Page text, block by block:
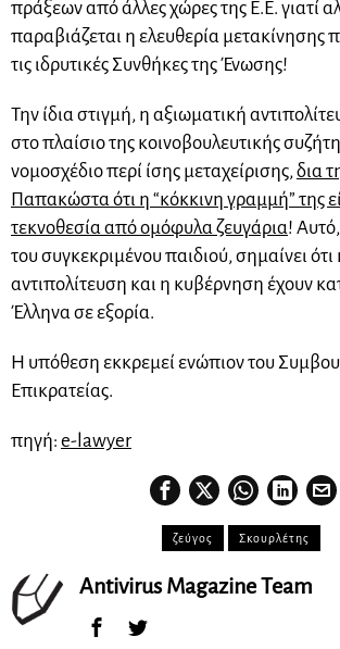
πράξεων από άλλες χώρες της Ε.Ε. γιατί
παραβιάζεται η ελευθερία
τις ιδρυτικές Συνθήκες της Ένωσης!
Την ίδια στιγμή, η αξιωματική
στο πλαίσιο της κοινοβουλευτικής
νομοσχέδιο περί ίσης μεταχείρισης,δια
Παπακώστα ότι η “κόκκινη γραμμή” της
τεκνοθεσία από ομόφυλα ζευγάρια!
του συγκεκριμένου παιδιού, σημαίνει
αντιπολίτευση και η κυβέρνηση έχουν
Έλληνα σε εξορία.
Η υπόθεση εκκρεμεί ενώπιον του
Επικρατείας.
πηγή: e-lawyer
ζεύγος Σκουρλέτης
Antivirus Magazine Team